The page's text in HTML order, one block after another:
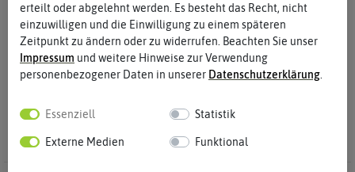
Weiße Steckzwiebeln werden vor allem in Südeuropa sehr gern
genutzt. In der deutschen Küche kommen sie noch nicht so
häufig zum Einsatz. Dabei haben die milden Zwiebeln durchaus
ihre Vorzüge. Ein feiner und milder Geschmack zeichnet die
weißen Zwiebeln aus. Sie passen sehr gut zu Salaten und hellen
weiße Steckzwiebeln frei halten.
erteilt oder abgelehnt werden. Es besteht das Recht, nicht
einzuwilligen und die Einwilligung zu einem späteren
Zeitpunkt zu ändern oder zu widerrufen. Beachten Sie unser
Impressum und weitere Hinweise zur Verwendung
personenbezogener Daten in unserer Daten­schutz­erklärung
Essenziell Statistik
Externe Medien Funktional